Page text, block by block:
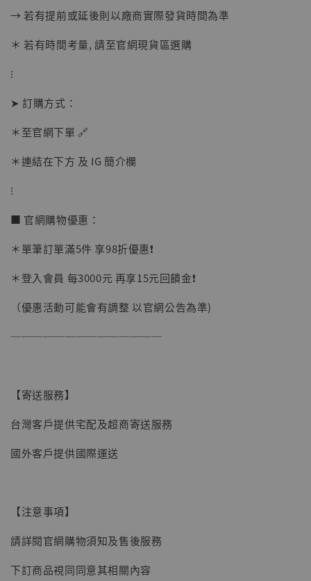
子彈飛 鵝城縣長 張麻子 [BK01]
NT$ 4,980
NT$ 5,300
→ 若有提前或延後則以廠商實際發貨時間為準
＊ 若有時間考量, 請至官網現貨區選購
⁝
➤ 訂購方式：
＊至官網下單 🔗
＊連結在下方 及 IG 簡介欄
⁝
■ 官網購物優惠：
＊單筆訂單滿5件 享98折優惠❗️
＊登入會員 每3000元 再享15元回饋金❗️
（優惠活動可能會有調整 以官網公告為準)
──────────────
【寄送服務】
台灣客戶提供宅配及超商寄送服務
國外客戶提供國際運送
【注意事項】
請詳閱官網購物須知及售後服務
下訂商品視同同意其相關內容